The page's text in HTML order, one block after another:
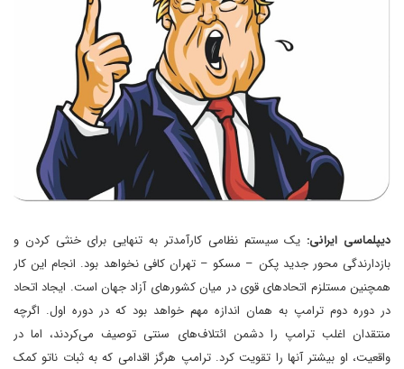
دیپلماسی ایرانی: یک سیستم نظامی کارآمدتر به تنهایی برای خنثی کردن و
بازدارندگی محور جدید پکن – مسکو – تهران کافی نخواهد بود. انجام این کار
همچنین مستلزم اتحادهای قوی در میان کشورهای آزاد جهان است. ایجاد اتحاد
در دوره دوم ترامپ به همان اندازه مهم خواهد بود که در دوره اول. اگرچه
منتقدان اغلب ترامپ را دشمن ائتلاف‌های سنتی توصیف می‌کردند، اما در
واقعیت، او بیشتر آنها را تقویت کرد. ترامپ هرگز اقدامی که به ثبات ناتو کمک